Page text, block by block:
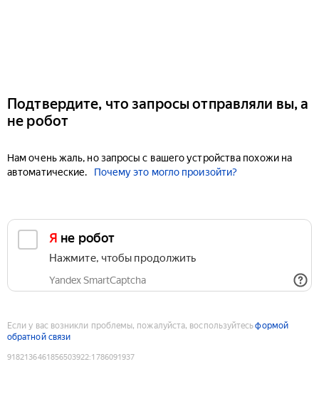
Подтвердите, что запросы отправляли вы, а
не робот
Нам очень жаль, но запросы с вашего устройства похожи на
автоматические.
Почему это могло произойти?
Я не робот
Нажмите, чтобы продолжить
Yandex SmartCaptcha
Если у вас возникли проблемы, пожалуйста, воспользуйтесьформой
обратной связи
9182136461856503922:1786091937